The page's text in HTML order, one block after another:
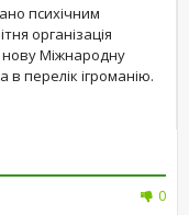
психічним
організація
Міжнародну
перелік ігроманію.
0